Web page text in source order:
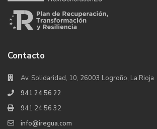
Contacto
Av. Solidaridad, 10, 26003 Logroño, La Rioja
941 24 56 22
941 24 56 32
info@iregua.com